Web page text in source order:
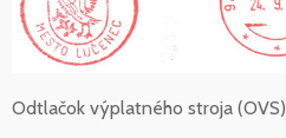
Odtlačok výplatného stroja (OVS)